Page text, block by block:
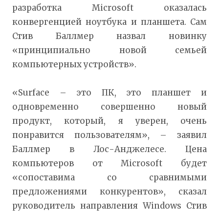
разработка Microsoft оказалась
конвергенцией ноутбука и планшета. Сам
Стив Баллмер назвал новинку
«принципиально новой семьей
компьютерных устройств».
«Surface – это ПК, это планшет и
одновременно совершенно новый
продукт, который, я уверен, очень
понравится пользователям», – заявил
Баллмер в Лос-Анджелесе. Цена
компьютеров от Microsoft будет
«сопоставима со сравнимыми
предложениями конкурентов», сказал
руководитель направления Windows Стив